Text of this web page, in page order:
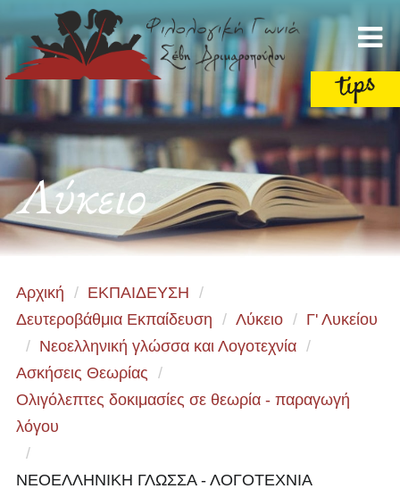
Λύκειο
Αρχική / ΕΚΠΑΙΔΕΥΣΗ /
Δευτεροβάθμια Εκπαίδευση / Λύκειο / Γ' Λυκείου
/ Νεοελληνική γλώσσα και Λογοτεχνία /
Ασκήσεις Θεωρίας /
Ολιγόλεπτες δοκιμασίες σε θεωρία - παραγωγή
λόγου
/
ΝΕΟΕΛΛΗΝΙΚΗ ΓΛΩΣΣΑ - ΛΟΓΟΤΕΧΝΙΑ